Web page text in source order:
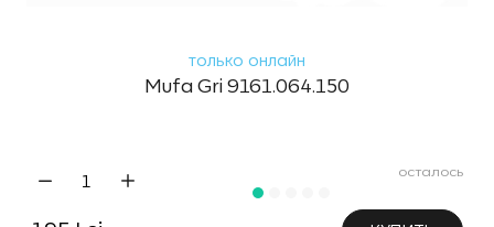
только онлайн
Mufa Gri 9161.064.150
осталось